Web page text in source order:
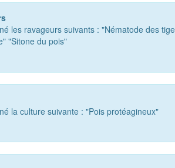
les ravageurs suivants : "Nématode des
"Sitone du pois"
la culture suivante : "Pois protéagineux"